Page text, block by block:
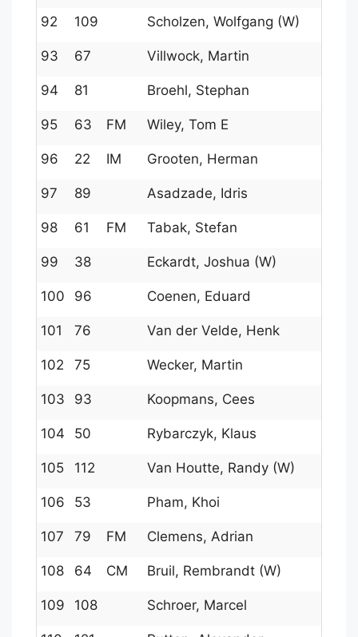
92 109 Scholzen, Wolfgang (W)
93 67 Villwock, Martin
94 81 Broehl, Stephan
95 63 FM Wiley, Tom E
96 22 IM Grooten, Herman
97 89 Asadzade, Idris
98 61 FM Tabak, Stefan
99 38 Eckardt, Joshua (W)
100 96 Coenen, Eduard
101 76 Van der Velde, Henk
102 75 Wecker, Martin
103 93 Koopmans, Cees
104 50 Rybarczyk, Klaus
105 112 Van Houtte, Randy (W)
106 53 Pham, Khoi
107 79 FM Clemens, Adrian
108 64 CM Bruil, Rembrandt (W)
109 108 Schroer, Marcel